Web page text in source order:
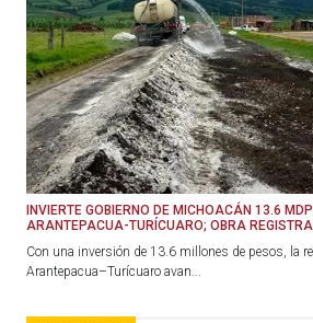
INVIERTE GOBIERNO DE MICHOACÁN 13.6
ARANTEPACUA-TURÍCUARO; OBRA
Con una inversión de 13.6 millones de pesos, la
Arantepacua–Turícuaro avan...